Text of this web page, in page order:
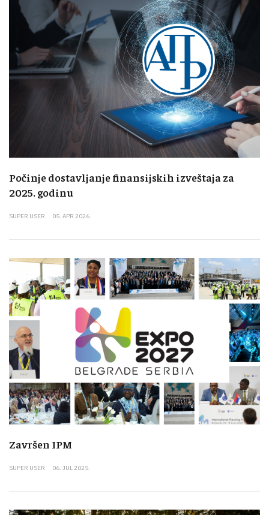
Počinje dostavljanje finansijskih izveštaja za
2025. godinu
SUPER USER 05. APR 2026.
Završen IPM
SUPER USER 06. JUL 2025.